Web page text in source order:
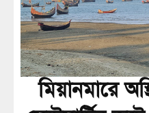
মিয়ানমারে